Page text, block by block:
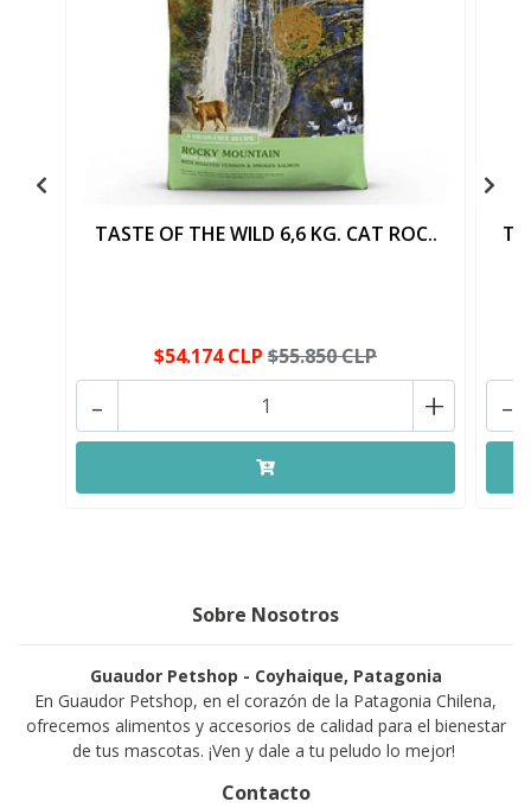
TASTE OF THE WILD 6,6 KG. CAT ROC..
$54.174 CLP $55.850 CLP
+
- -
Sobre Nosotros
Guaudor Petshop - Coyhaique, Patagonia
En Guaudor Petshop, en el corazón de la Patagonia Chilena,
ofrecemos alimentos y accesorios de calidad para el bienestar
de tus mascotas. ¡Ven y dale a tu peludo lo mejor!
Contacto